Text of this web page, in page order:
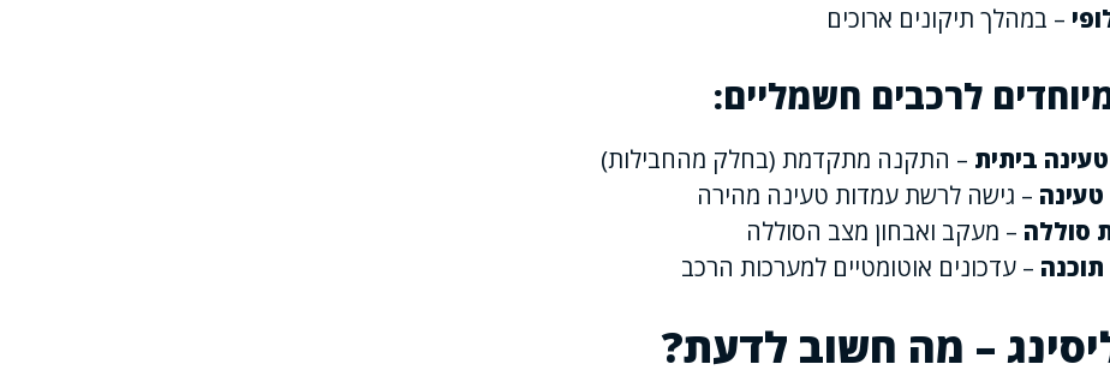
– במהלך תיקונים ארוכים
לרכבים חשמליים:
ביתית – התקנה מתקדמת (בחלק מהחבילות)
טעינה – גישה לרשת עמדות טעינה מהירה
סוללה – מעקב ואבחון מצב הסוללה
תוכנה – עדכונים אוטומטיים למערכות הרכב
– מה חשוב לדעת?